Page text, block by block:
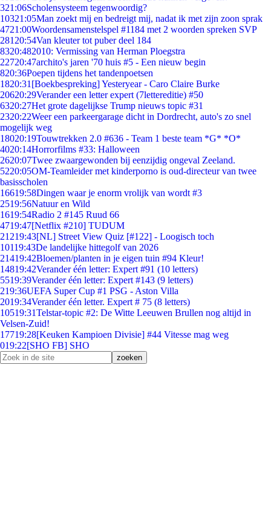
321:06Scholensysteem tegenwoordig?
10321:05Man zoekt mij en bedreigt mij, nadat ik met zijn zoon sprak
4721:00Woordensamenstelspel #1184 met 2 woorden spreken SVP
281 20:54Van kleuter tot puber deel 184
8320:482010: Vermissing van Herman Ploegstra
22720:47archito's jaren '70 huis #5 - Een nieuw begin
820:36Poepen tijdens het tandenpoetsen
1820:31 [Boekbespreking] Yesteryear - Caro Claire Burke
20620:29Verander een letter expert (7lettereditie) #50
6320:27Het grote dagelijkse Trump nieuws topic #31
2320:22Weer een parkeergarage dicht in Dordrecht, auto's zo snel
mogelijk weg
18020:19Touwtrekken 2.0 #636 - Team 1 beste team *G* *O*
4020:14Horrorfilms #33: Halloween
2620:07Twee zwaargewonden bij eenzijdig ongeval Zeeland.
5220:05OM-Teamleider met kinderporno is oud-directeur van twee
basisscholen
16619:58Dingen waar je enorm vrolijk van wordt #3
2519:56Natuur en Wild
1619:54Radio 2 #145 Ruud 66
4719:47[Netflix #210] TUDUM
21219:43[NL] Street View Quiz [#122] - Loogisch toch
10119:43De landelijke hittegolf van 2026
21419:42Bloemen/planten in je eigen tuin #94 Kleur!
14819:42Verander één letter: Expert #91 (10 letters)
5519:39Verander één letter: Expert #143 (9 letters)
219:36UEFA Super Cup #1 PSG - Aston Villa
2019:34Verander één letter. Expert # 75 (8 letters)
10519:31Telstar-topic #2: De Witte Leeuwen Brullen nog altijd in
Velsen-Zuid!
17719:28[Keuken Kampioen Divisie] #44 Vitesse mag weg
019:22[SHO FB] SHO